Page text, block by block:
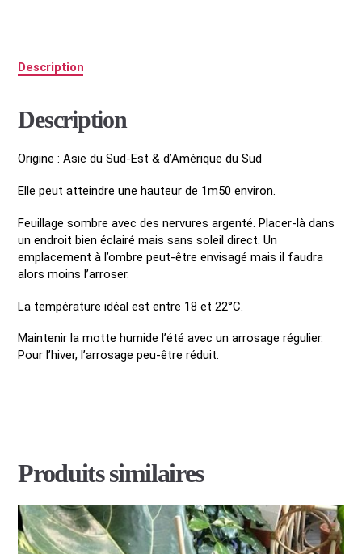
Description
Description
Origine : Asie du Sud-Est & d’Amérique du Sud
Elle peut atteindre une hauteur de 1m50 environ.
Feuillage sombre avec des nervures argenté. Placer-là dans
un endroit bien éclairé mais sans soleil direct. Un
emplacement à l’ombre peut-être envisagé mais il faudra
alors moins l’arroser.
La température idéal est entre 18 et 22°C.
Maintenir la motte humide l’été avec un arrosage régulier.
Pour l’hiver, l’arrosage peu-être réduit.
Produits similaires